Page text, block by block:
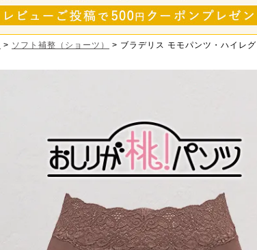
ソフト補整（ショーツ） ブラデリス モモパンツ・ハイレ